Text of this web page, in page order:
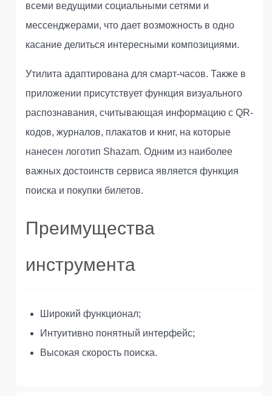
всеми ведущими социальными сетями и
мессенджерами, что дает возможность в одно
касание делиться интересными композициями.
Утилита адаптирована для смарт-часов. Также в
приложении присутствует функция визуального
распознавания, считывающая информацию с QR-
кодов, журналов, плакатов и книг, на которые
нанесен логотип Shazam. Одним из наиболее
важных достоинств сервиса является функция
поиска и покупки билетов.
Преимущества
инструмента
Широкий функционал;
Интуитивно понятный интерфейс;
Высокая скорость поиска.